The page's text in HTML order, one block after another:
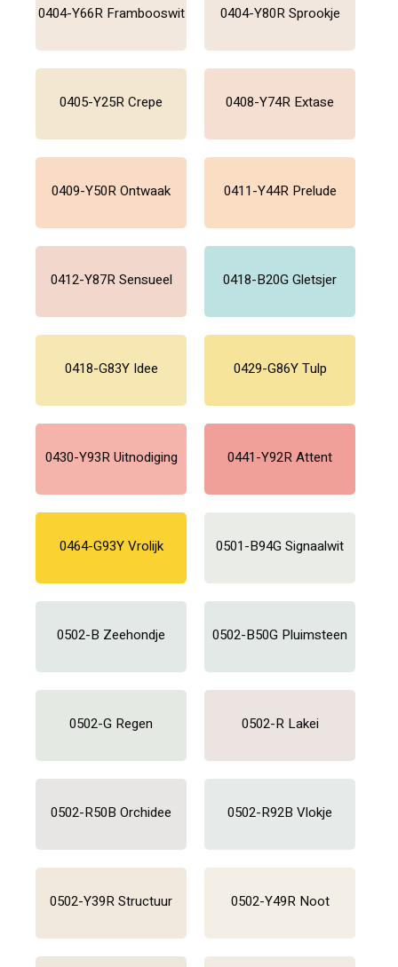
0404-Y66R Frambooswit 0404-Y80R Sprookje
0405-Y25R Crepe 0408-Y74R Extase
0409-Y50R Ontwaak 0411-Y44R Prelude
0412-Y87R Sensueel 0418-B20G Gletsjer
0418-G83Y Idee 0429-G86Y Tulp
0430-Y93R Uitnodiging 0441-Y92R Attent
0464-G93Y Vrolijk 0501-B94G Signaalwit
0502-B Zeehondje 0502-B50G Pluimsteen
0502-G Regen 0502-R Lakei
0502-R50B Orchidee 0502-R92B Vlokje
0502-Y39R Structuur 0502-Y49R Noot